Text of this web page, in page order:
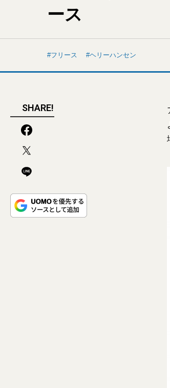
ース
フリース ヘリーハンセン
SHARE!